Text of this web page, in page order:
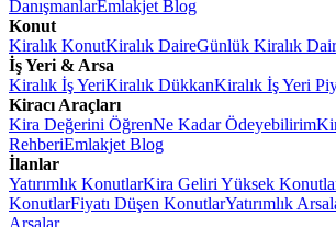
DanışmanlarEmlakjet Blog
Konut
Kiralık KonutKiralık DaireGünlük Kiralık
İş Yeri & Arsa
Kiralık İş YeriKiralık DükkanKiralık İş Yeri
Kiracı Araçları
Kira Değerini ÖğrenNe Kadar Ödeyebilirim
RehberiEmlakjet Blog
İlanlar
Yatırımlık KonutlarKira Geliri Yüksek
KonutlarFiyatı Düşen KonutlarYatırımlık
Arsalar